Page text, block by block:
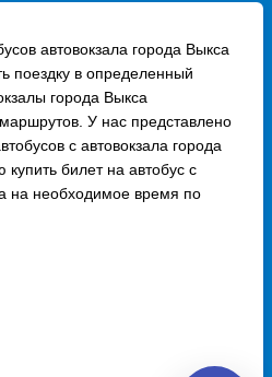
автовокзала города Выкса
поездку в определенный
города Выкса
У нас представлено
с автовокзала города
билет на автобус с
на необходимое время по